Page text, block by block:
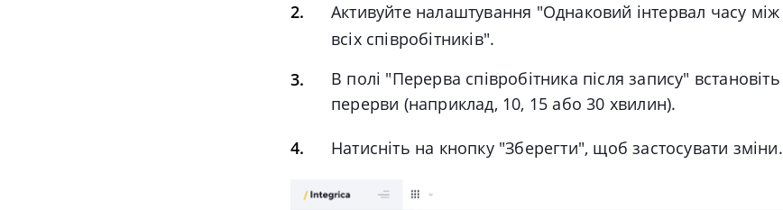
Активуйте налаштування "Однаковий інтервал часу
всіх співробітників".
В полі "Перерва співробітника після запису"
перерви (наприклад, 10, 15 або 30 хвилин).
Натисніть на кнопку "Зберегти", щоб застосувати зміни.